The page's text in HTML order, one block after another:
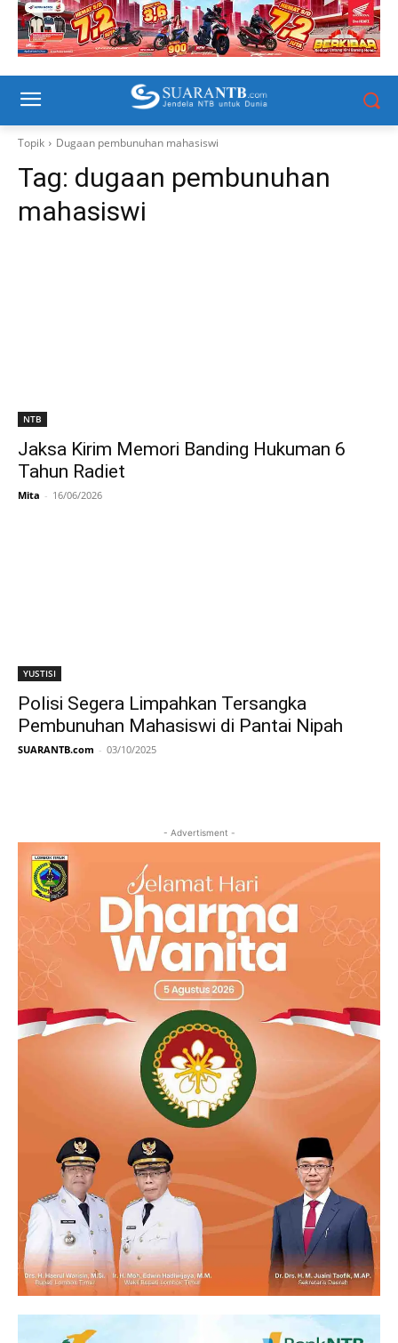
Topik Dugaan pembunuhan mahasiswi
Tag: dugaan pembunuhan
mahasiswi
NTB
Jaksa Kirim Memori Banding Hukuman 6
Tahun Radiet
Mita - 16/06/2026
YUSTISI
Polisi Segera Limpahkan Tersangka
Pembunuhan Mahasiswi di Pantai Nipah
SUARANTB.com - 03/10/2025
- Advertisment -